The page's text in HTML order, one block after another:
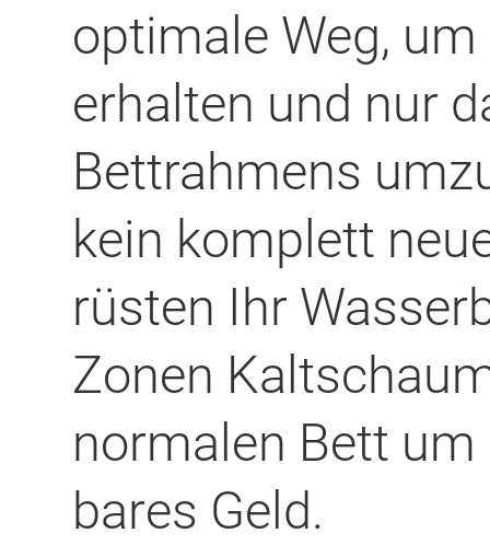
optimale Weg,
erhalten und nur
Bettrahmens
kein komplett
rüsten Ihr
Zonen
normalen Bett
bares Geld.